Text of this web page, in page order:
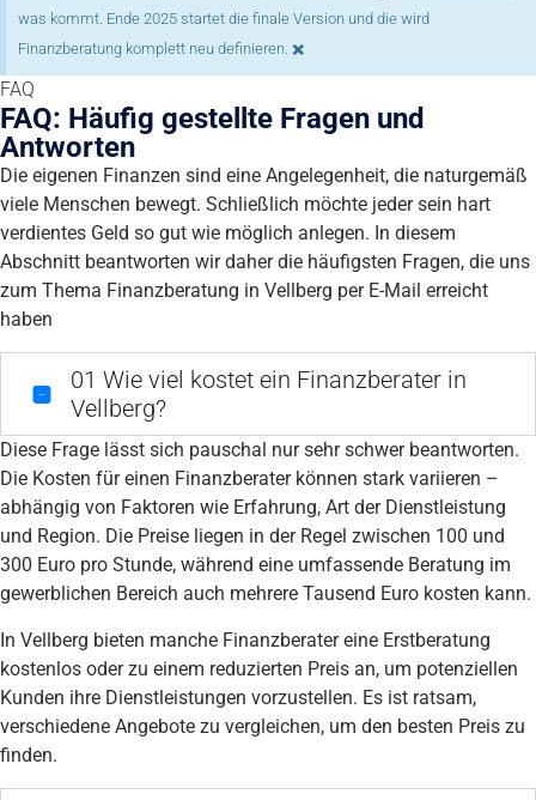
was kommt. Ende 2025 startet die finale Version und die wird
Finanzberatung komplett neu definieren. ×
FAQ
FAQ: Häufig gestellte Fragen und
Antworten
Die eigenen Finanzen sind eine Angelegenheit, die naturgemäß
viele Menschen bewegt. Schließlich möchte jeder sein hart
verdientes Geld so gut wie möglich anlegen. In diesem
Abschnitt beantworten wir daher die häufigsten Fragen, die uns
zum Thema Finanzberatung in Vellberg per E-Mail erreicht
haben
01 Wie viel kostet ein Finanzberater in
Vellberg?
Diese Frage lässt sich pauschal nur sehr schwer beantworten.
Die Kosten für einen Finanzberater können stark variieren –
abhängig von Faktoren wie Erfahrung, Art der Dienstleistung
und Region. Die Preise liegen in der Regel zwischen 100 und
300 Euro pro Stunde, während eine umfassende Beratung im
gewerblichen Bereich auch mehrere Tausend Euro kosten kann.
In Vellberg bieten manche Finanzberater eine Erstberatung
kostenlos oder zu einem reduzierten Preis an, um potenziellen
Kunden ihre Dienstleistungen vorzustellen. Es ist ratsam,
verschiedene Angebote zu vergleichen, um den besten Preis zu
finden.